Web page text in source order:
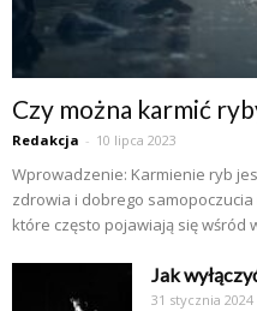
Czy można karmić
Redakcja - 10 lipca 2023
Wprowadzenie: Karmienie ryb
zdrowia i dobrego
które często pojawiają się wśród
Jak
31 stycznia 2024